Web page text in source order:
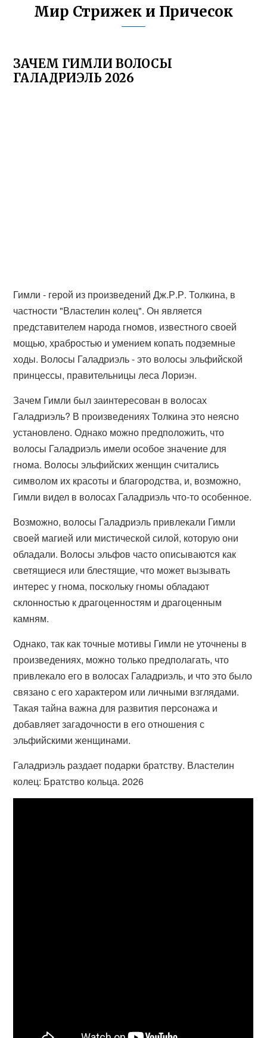
Мир Стрижек и Причесок
ЗАЧЕМ ГИМЛИ ВОЛОСЫ
ГАЛАДРИЭЛЬ 2026
Гимли - герой из произведений Дж.Р.Р. Толкина, в
частности "Властелин колец". Он является
представителем народа гномов, известного своей
мощью, храбростью и умением копать подземные
ходы. Волосы Галадриэль - это волосы эльфийской
принцессы, правительницы леса Лориэн.
Зачем Гимли был заинтересован в волосах
Галадриэль? В произведениях Толкина это неясно
установлено. Однако можно предположить, что
волосы Галадриэль имели особое значение для
гнома. Волосы эльфийских женщин считались
символом их красоты и благородства, и, возможно,
Гимли видел в волосах Галадриэль что-то особенное.
Возможно, волосы Галадриэль привлекали Гимли
своей магией или мистической силой, которую они
обладали. Волосы эльфов часто описываются как
светящиеся или блестящие, что может вызывать
интерес у гнома, поскольку гномы обладают
склонностью к драгоценностям и драгоценным
камням.
Однако, так как точные мотивы Гимли не уточнены в
произведениях, можно только предполагать, что
привлекало его в волосах Галадриэль, и что это было
связано с его характером или личными взглядами.
Такая тайна важна для развития персонажа и
добавляет загадочности в его отношения с
эльфийскими женщинами.
Галадриэль раздает подарки братству. Властелин
колец: Братство кольца. 2026